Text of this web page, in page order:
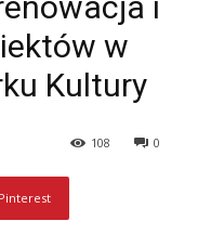
w
Kultury
0
108
Pinterest